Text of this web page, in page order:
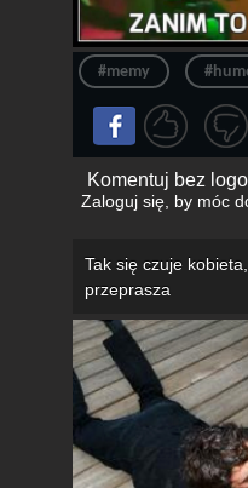
#memy
Komentuj bez
Zaloguj się, by móc
Tak się czuje
przeprasza